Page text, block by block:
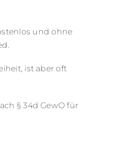
und ohne
ist aber oft
§ 34d GewO für